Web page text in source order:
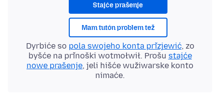
Stajće prašenje
Mam tutón problem tež
Dyrbiće so pola swojeho konta přizjewić, zo
byšće na přinoški wotmołwił. Prošu stajće
nowe prašenje, jeli hišće wužiwarske konto
nimaće.